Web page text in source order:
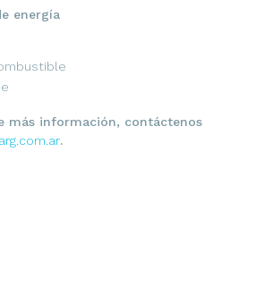
energía
más información, contáctenos
.